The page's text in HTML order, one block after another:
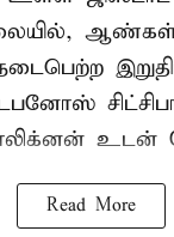
உடன்
Read More